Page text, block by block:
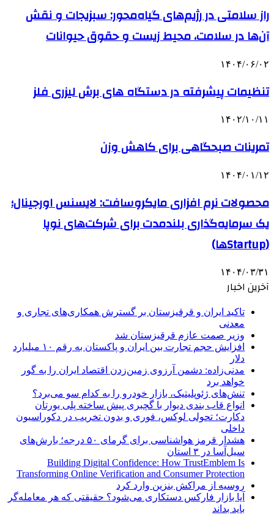
راز سلامتی در رژیم‌های گیاه‌محور: سبزیجات و نقش
آن‌ها در سلامت، محیط زیست و حقوق حیوانات
۱۴۰۴/۰۶/۰۲
تنظیمات پیشرفته در دستگاه های برش لیزری فلز
۱۴۰۲/۱۰/۱۱
تمرینات صبحگاهی برای کاهش وزن
۱۴۰۴/۰۱/۱۲
محصولات نرم افزاری مایکروسافت: لایسنس اورجینال؛
یک سرمایه‌گذاری بلندمدت برای شرکت‌های نوپا
(Startupها)
۱۴۰۴/۰۳/۳۱
آخرین اخبار
تاکید ایران و قرقیزستان بر گسترش همکاری‌های تجاری و
معدنی
وزیر صمت عازم قرقیزستان شد
افزایش حجم تجارت بین ایران و پاکستان به رقم ۱۰ میلیارد
دلار
مدنی‌زاده: دشمن آرزوی زمین‌زدن اقتصاد ایران را به گور
خواهد برد
تنش‌های ژئوپلیتیک، بازار خودرو را به کدام سو می‌برد؟
انواع قاب بندی دیوار با گچبری پیش ساخته پلی یورتان
دکارت؛ تحولی لوکس، فوری و بدون تخریب در دکوراسیون
داخلی
هشدار قرمز هواشناسی برای گرمای ۵۰ درجه؛ بارش‌های
سیل‌آسا در ۳ استان
Building Digital Confidence: How TrustEmblem Is
Transforming Online Verification and Consumer Protection
روسیه از مراکش بنزین وارد کرد
آیا بازار فارکس دستکاری می‌شود؟ حقیقتی که هر معامله‌گر
باید بداند